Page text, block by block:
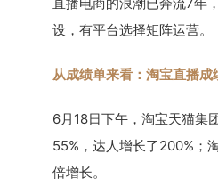
设，有平台选择矩阵运营。
从成绩单来看：淘宝直播成
6月18日下午，淘宝天猫集
55%，达人增长了200%；
倍增长。